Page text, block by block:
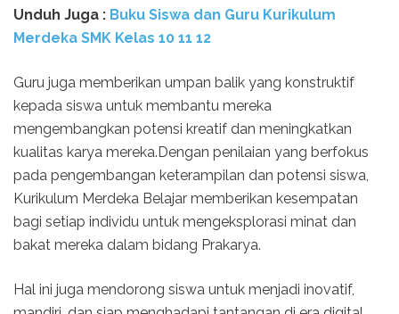
Unduh Juga : Buku Siswa dan Guru Kurikulum
Merdeka SMK Kelas 10 11 12
Guru juga memberikan umpan balik yang konstruktif
kepada siswa untuk membantu mereka
mengembangkan potensi kreatif dan meningkatkan
kualitas karya mereka.Dengan penilaian yang berfokus
pada pengembangan keterampilan dan potensi siswa,
Kurikulum Merdeka Belajar memberikan kesempatan
bagi setiap individu untuk mengeksplorasi minat dan
bakat mereka dalam bidang Prakarya.
Hal ini juga mendorong siswa untuk menjadi inovatif,